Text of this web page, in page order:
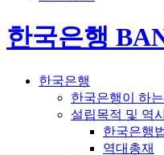
한국은행
한국은행
한국은행이 하
설립목적 및 역
한국은행
역대총재